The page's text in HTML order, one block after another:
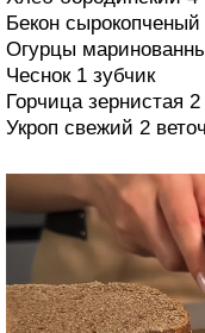
Бекон сырокопченый
Огурцы
Чеснок 1 зубчик
Горчица зернистая
Укроп свежий 2